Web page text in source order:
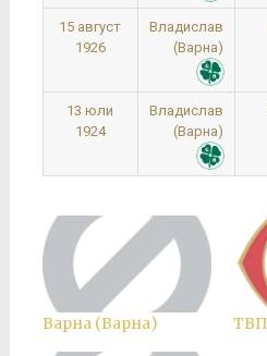
15 август
1926
Владислав
(Варна)
13 юли
1924
Владислав
(Варна)
Варна (Варна)